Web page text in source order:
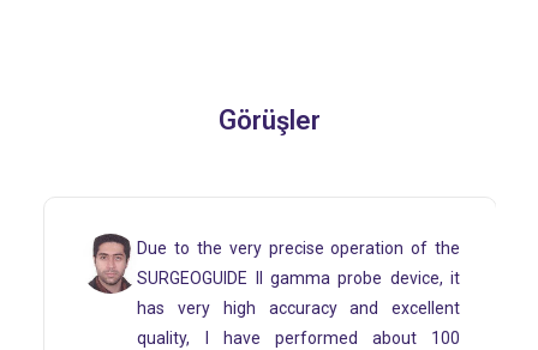
Görüşler
Due to the very precise operation of the
SURGEOGUIDE II gamma probe device, it
has very high accuracy and excellent
quality, I have performed about 100